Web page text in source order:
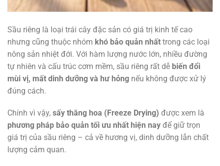
Sầu riêng là loại trái cây đặc sản có giá trị kinh tế cao
nhưng cũng thuộc nhóm khó bảo quản nhất trong các loại
nông sản nhiệt đới. Với hàm lượng nước lớn, nhiều đường
tự nhiên và cấu trúc cơm mềm, sầu riêng rất dễ biến đổi
mùi vị, mất dinh dưỡng và hư hỏng nếu không được xử lý
đúng cách.
Chính vì vậy, sấy thăng hoa (Freeze Drying) được xem là
phương pháp bảo quản tối ưu nhất hiện nay để giữ trọn
giá trị của sầu riêng – cả về hương vị, dinh dưỡng lẫn chất
lượng cảm quan.